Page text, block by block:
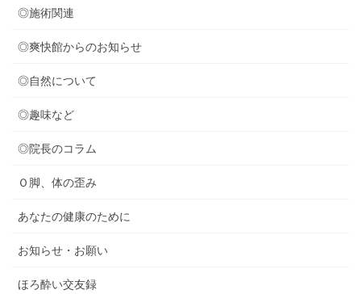
◎施術関連
◎爽快館からのお知らせ
◎自然について
◎趣味など
◎院長のコラム
Ｏ脚、体の歪み
あなたの健康のために
お知らせ・お願い
ほろ酔い交友録